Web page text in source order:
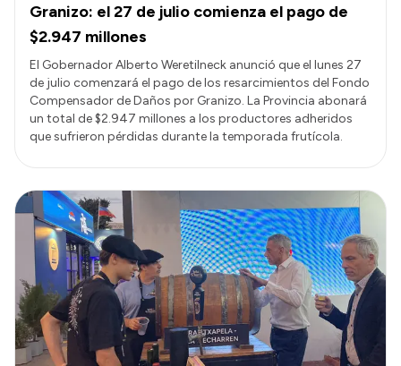
Convocatorias
Intranet
Login
Granizo: el 27 de julio comienza el pago de
$2.947 millones
El Gobernador Alberto Weretilneck anunció que el lunes 27
de julio comenzará el pago de los resarcimientos del Fondo
Compensador de Daños por Granizo. La Provincia abonará
un total de $2.947 millones a los productores adheridos
que sufrieron pérdidas durante la temporada frutícola.